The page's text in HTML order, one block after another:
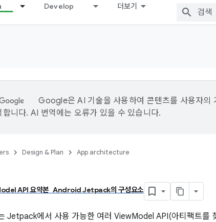
Develop 더보기
Google은 AI 기술을 사용하여 콘텐츠를 사용자의
합니다. AI 번역에는 오류가 있을 수 있습니다.
Design & Plan App architecture
API 요약본 Android Jetpack의 구성요소
Jetpack에서 사용 가능한 여러 ViewModel API(아티팩트를